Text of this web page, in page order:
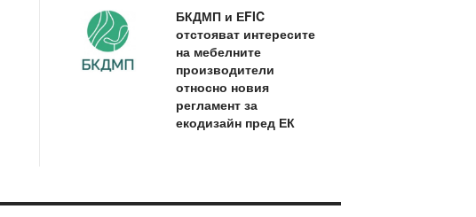
БКДМП и ЕFIC
отстояват интересите
на мебелните
производители
относно новия
регламент за
екодизайн пред ЕК